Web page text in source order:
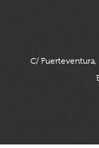
C/ Fuerteventura,